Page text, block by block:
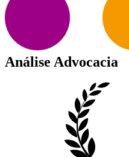
Análise Advocacia